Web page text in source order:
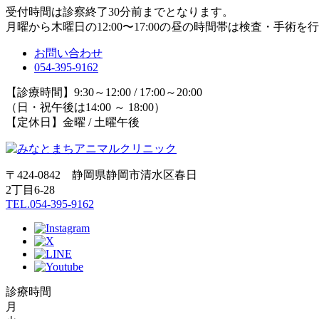
受付時間は診察終了30分前までとなります。
月曜から木曜日の12:00〜17:00の昼の時間帯は検査・手術を
お問い合わせ
054-395-9162
【診療時間】9:30～12:00 / 17:00～20:00
（日・祝午後は14:00 ～ 18:00）
【定休日】金曜 / 土曜午後
〒424-0842 静岡県静岡市清水区春日
2丁目6-28
TEL.054-395-9162
診療時間
月